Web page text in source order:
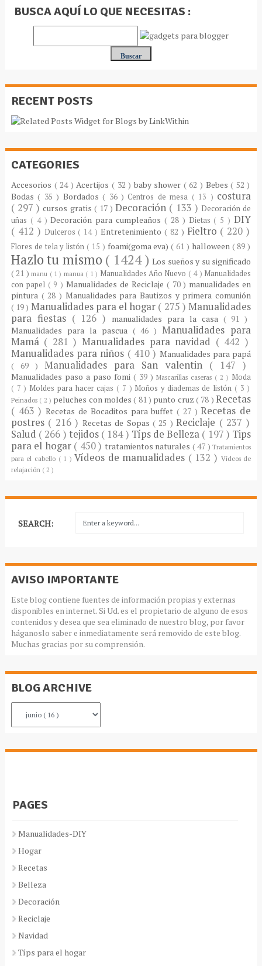
BUSCA AQUÍ LO QUE NECESITAS :
RECENT POSTS
CATEGORIES
Accesorios ( 24 )Acertijos ( 32 ) baby shower ( 62 ) Bebes( 52 )
Bodas( 35 ) Bordados( 36 ) Centros de mesa ( 13 ) costura
( 297 )cursos gratis ( 17 )Decoración ( 133 ) Decoración de
uñas ( 4 )Decoración para cumpleaños( 28 ) Dietas ( 5 )DIY
( 412 ) Dulceros ( 14 )Entretenimiento ( 82 ) Fieltro ( 220 )
Flores de tela y listón ( 15 ) foami(goma eva)( 61 ) halloween ( 89 )
Hazlo tu mismo ( 1424 )Los sueños y su significado
( 21 )manu ( 1 ) manua ( 1 ) Manualidades Año Nuevo ( 4 ) Manualidades
con papel ( 9 )Manualidades de Reciclaje ( 70 ) manualidades en
pintura ( 28 ) Manualidades para Bautizos y primera comunión
( 19 ) Manualidades para el hogar ( 275 )Manualidades
para fiestas ( 126 ) manualidades para la casa ( 91 )
Manualidades para la pascua ( 46 )Manualidades para
Mamá ( 281 ) Manualidades para navidad ( 442 )
Manualidades para niños ( 410 ) Manualidades para papá
( 69 )Manualidades para San valentin ( 147 )
Manualidades paso a paso fomi ( 39 )Mascarillas caseras ( 2 ) Moda
( 7 ) Moldes para hacer cajas ( 7 ) Moños y diademas de listón ( 3 )
Peinados ( 2 ) peluches con moldes( 81 ) punto cruz( 78 )Recetas
( 463 )Recetas de Bocaditos para buffet( 27 )Recetas de
postres ( 216 ) Recetas de Sopas( 25 )Reciclaje ( 237 )
Salud ( 266 ) tejidos ( 184 ) Típs de Belleza ( 197 ) Tips
para el hogar ( 450 ) tratamientos naturales ( 47 )Tratamientos
para el cabello ( 1 ) Vídeos de manualidades ( 132 ) Vídeos de
relajación ( 2 )
SEARCH:
AVISO IMPORTANTE
Este blog contiene fuentes de información propias y externas
disponibles en internet. Si Ud. es el propietario de alguno de esos
contenidos y desea que sea eliminado de nuestro blog, por favor
háganoslo saber e inmediatamente será removido de este blog.
Muchas gracias por su comprensión.
BLOG ARCHIVE
PAGES
Manualidades-DIY
Hogar
Recetas
Belleza
Decoración
Reciclaje
Navidad
Típs para el hogar